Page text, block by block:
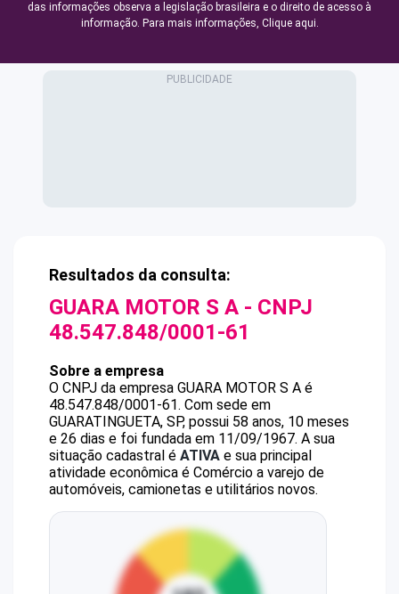
das informações observa a legislação brasileira e o direito de acesso à
informação. Para mais informações, Clique aqui.
Resultados da consulta:
GUARA MOTOR S A - CNPJ
48.547.848/0001-61
Sobre a empresa
O CNPJ da empresa GUARA MOTOR S A é
48.547.848/0001-61. Com sede em
GUARATINGUETA, SP, possui 58 anos, 10 meses
e 26 dias e foi fundada em 11/09/1967. A sua
situação cadastral é ATIVA e sua principal
atividade econômica é Comércio a varejo de
automóveis, camionetas e utilitários novos.